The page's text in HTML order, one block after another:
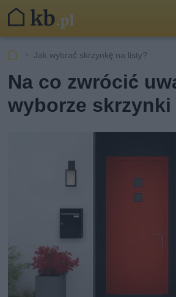
Jak wybrać skrzynkę na listy?
Na co zwrócić
wyborze